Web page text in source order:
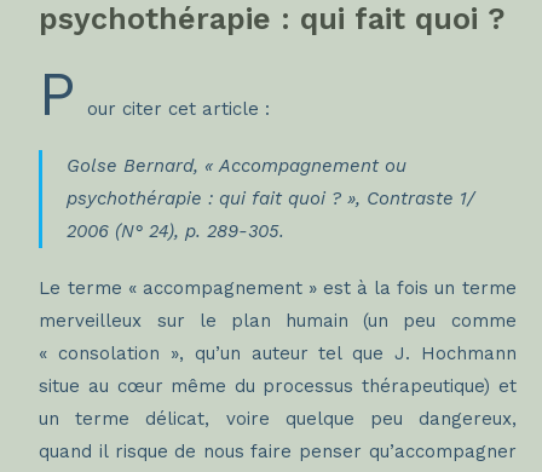
psychothérapie : qui fait quoi ?
P our citer cet article :
Golse Bernard, « Accompagnement ou
psychothérapie : qui fait quoi ? », Contraste 1/
2006 (N° 24), p. 289-305.
Le terme « accompagnement » est à la fois un terme
merveilleux sur le plan humain (un peu comme
« consolation », qu’un auteur tel que J. Hochmann
situe au cœur même du processus thérapeutique) et
un terme délicat, voire quelque peu dangereux,
quand il risque de nous faire penser qu’accompagner